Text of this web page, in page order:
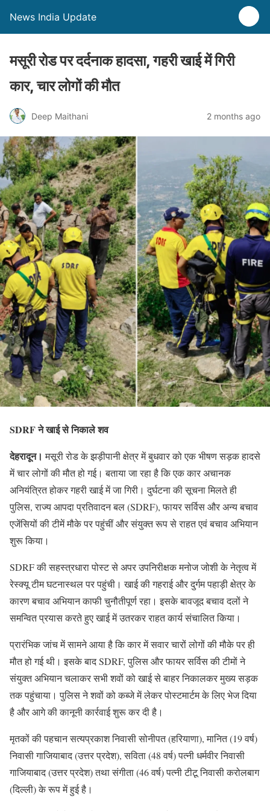
News India Update
मसूरी रोड पर दर्दनाक हादसा, गहरी खाई में गिरी
कार, चार लोगों की मौत
Deep Maithani 2 months ago
SDRF ने खाई से निकाले शव
देहरादून। मसूरी रोड के झड़ीपानी क्षेत्र में बुधवार को एक भीषण सड़क हादसे
में चार लोगों की मौत हो गई। बताया जा रहा है कि एक कार अचानक
अनियंत्रित होकर गहरी खाई में जा गिरी। दुर्घटना की सूचना मिलते ही
पुलिस, राज्य आपदा प्रतिवादन बल (SDRF), फायर सर्विस और अन्य बचाव
एजेंसियों की टीमें मौके पर पहुंचीं और संयुक्त रूप से राहत एवं बचाव अभियान
शुरू किया।
SDRF की सहस्त्रधारा पोस्ट से अपर उपनिरीक्षक मनोज जोशी के नेतृत्व में
रेस्क्यू टीम घटनास्थल पर पहुंची। खाई की गहराई और दुर्गम पहाड़ी क्षेत्र के
कारण बचाव अभियान काफी चुनौतीपूर्ण रहा। इसके बावजूद बचाव दलों ने
समन्वित प्रयास करते हुए खाई में उतरकर राहत कार्य संचालित किया।
प्रारंभिक जांच में सामने आया है कि कार में सवार चारों लोगों की मौके पर ही
मौत हो गई थी। इसके बाद SDRF, पुलिस और फायर सर्विस की टीमों ने
संयुक्त अभियान चलाकर सभी शवों को खाई से बाहर निकालकर मुख्य सड़क
तक पहुंचाया। पुलिस ने शवों को कब्जे में लेकर पोस्टमार्टम के लिए भेज दिया
है और आगे की कानूनी कार्रवाई शुरू कर दी है।
मृतकों की पहचान सत्यप्रकाश निवासी सोनीपत (हरियाणा), मानित (19 वर्ष)
निवासी गाजियाबाद (उत्तर प्रदेश), सविता (48 वर्ष) पत्नी धर्मवीर निवासी
गाजियाबाद (उत्तर प्रदेश) तथा संगीता (46 वर्ष) पत्नी टीटू निवासी करोलबाग
(दिल्ली) के रूप में हुई है।